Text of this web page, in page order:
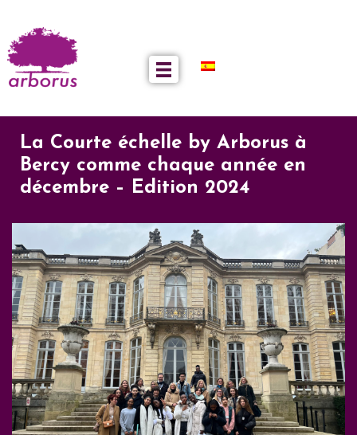
La Courte échelle by Arborus à
Bercy comme chaque année en
décembre – Edition 2024